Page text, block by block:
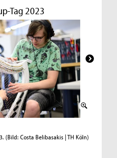
Tag 2023
(Bild: Costa Belibasakis | TH Köln)